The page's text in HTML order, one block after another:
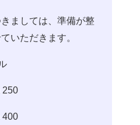
ましては、準備が整
いただきます。
250
400